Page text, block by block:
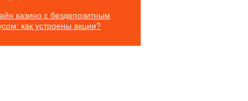
казино с бездепозитным
как устроены акции?